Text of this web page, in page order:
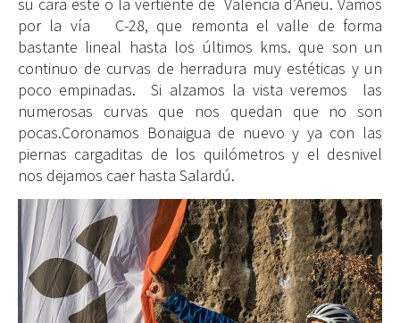
por la vía C-28, que remonta el valle de forma
bastante lineal hasta los últimos kms. que son un
continuo de curvas de herradura muy estéticas y un
poco empinadas. Si alzamos la vista veremos las
numerosas curvas que nos quedan que no son
pocas.Coronamos Bonaigua de nuevo y ya con las
piernas cargaditas de los quilómetros y el desnivel
nos dejamos caer hasta Salardú.